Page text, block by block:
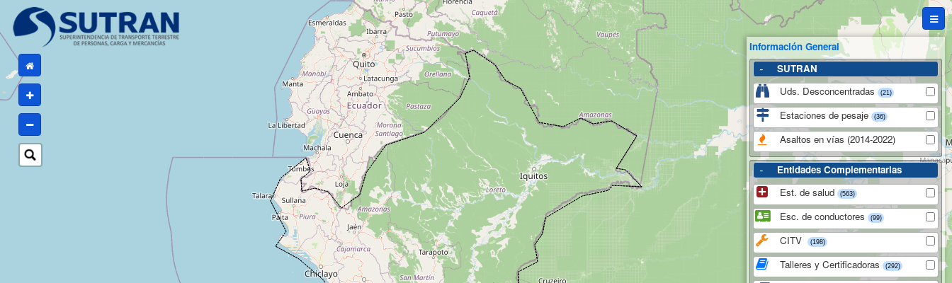
Información General
-
SUTRAN
Uds. Desconcentradas
(21)
Estaciones de pesaje (36)
Asaltos en vías (2014-2022)
-
Entidades Complementarias
Est. de salud
(563)
Esc. de conductores (99)
CITV (198)
Talleres y Certificadoras (292)